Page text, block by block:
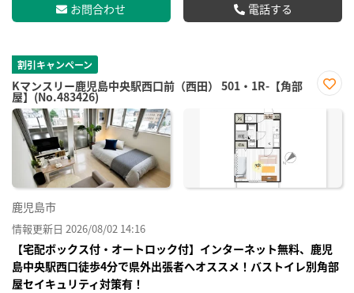
お問合わせ 電話する
割引キャンペーン
Kマンスリー鹿児島中央駅西口前（西田） 501・1R-【角部
屋】(No.483426)
に入
鹿児島市
情報更新日 2026/08/02 14:16
【宅配ボックス付・オートロック付】インターネット無料、鹿児
島中央駅西口徒歩4分で県外出張者へオススメ！バストイレ別角部
屋セイキュリティ対策有！